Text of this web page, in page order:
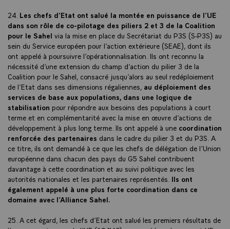
24. Les chefs d’Etat ont salué la montée en puissance de l’UE
dans son rôle de co-pilotage des piliers 2 et 3 de la Coalition
pour le Sahel via la mise en place du Secrétariat du P3S (S-P3S) au
sein du Service européen pour l’action extérieure (SEAE), dont ils
ont appelé à poursuivre l’opérationnalisation. Ils ont reconnu la
nécessité d’une extension du champ d’action du pilier 3 de la
Coalition pour le Sahel, consacré jusqu’alors au seul redéploiement
de l’Etat dans ses dimensions régaliennes, au déploiement des
services de base aux populations, dans une logique de
stabilisation pour répondre aux besoins des populations à court
terme et en complémentarité avec la mise en œuvre d’actions de
développement à plus long terme. Ils ont appelé à une coordination
renforcée des partenaires dans le cadre du pilier 3 et du P3S. A
ce titre, ils ont demandé à ce que les chefs de délégation de l’Union
européenne dans chacun des pays du G5 Sahel contribuent
davantage à cette coordination et au suivi politique avec les
autorités nationales et les partenaires représentés. Ils ont
également appelé à une plus forte coordination dans ce
domaine avec l’Alliance Sahel.
25. A cet égard, les chefs d’Etat ont salué les premiers résultats de